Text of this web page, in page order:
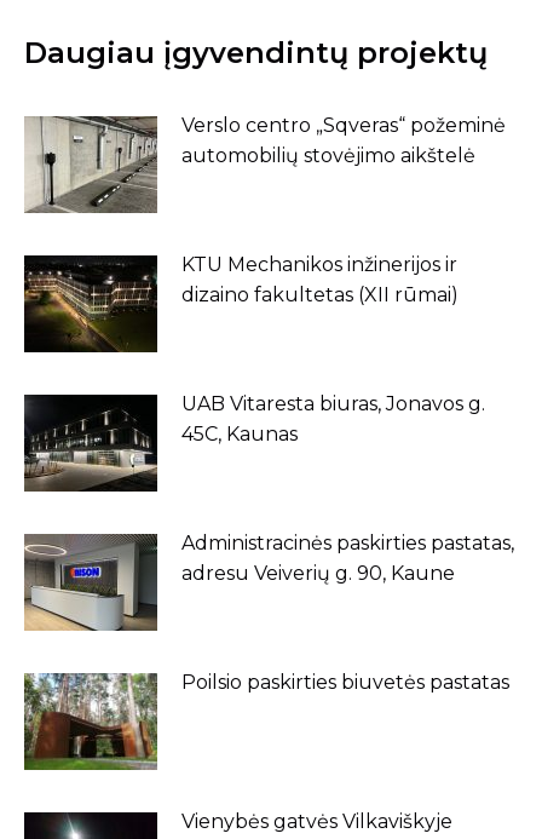
Daugiau įgyvendintų projektų
Verslo centro „Sqveras“ požeminė
automobilių stovėjimo aikštelė
KTU Mechanikos inžinerijos ir
dizaino fakultetas (XII rūmai)
UAB Vitaresta biuras, Jonavos g.
45C, Kaunas
Administracinės paskirties pastatas,
adresu Veiverių g. 90, Kaune
Poilsio paskirties biuvetės pastatas
Vienybės gatvės Vilkaviškyje